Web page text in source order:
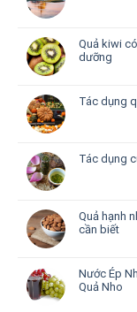
Quả kiwi
dưỡng
Tác dụng
Tác dụng
Quả hạnh
cần biết
Nước Ép
Quả Nho